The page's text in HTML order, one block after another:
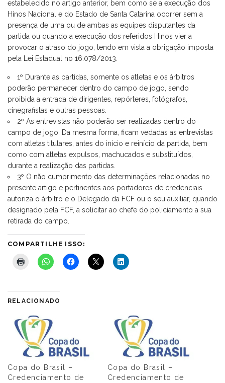
estabelecido no artigo anterior, bem como se a execução dos
Hinos Nacional e do Estado de Santa Catarina ocorrer sem a
presença de uma ou de ambas as equipes disputantes da
partida ou quando a execução dos referidos Hinos vier a
provocar o atraso do jogo, tendo em vista a obrigação imposta
pela Lei Estadual no 16.078/2013.
1º Durante as partidas, somente os atletas e os árbitros
poderão permanecer dentro do campo de jogo, sendo
proibida a entrada de dirigentes, repórteres, fotógrafos,
cinegrafistas e outras pessoas.
2º As entrevistas não poderão ser realizadas dentro do
campo de jogo. Da mesma forma, ficam vedadas as entrevistas
com atletas titulares, antes do início e reinício da partida, bem
como com atletas expulsos, machucados e substituídos,
durante a realização das partidas.
3º O não cumprimento das determinações relacionadas no
presente artigo e pertinentes aos portadores de credenciais
autoriza o árbitro e o Delegado da FCF ou o seu auxiliar, quando
designado pela FCF, a solicitar ao chefe do policiamento a sua
retirada do campo.
COMPARTILHE ISSO:
RELACIONADO
Copa do Brasil –
Credenciamento de
Copa do Brasil –
Credenciamento de